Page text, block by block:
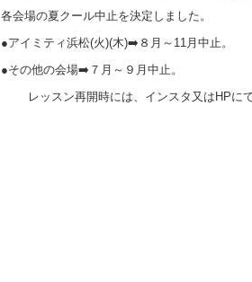
各会場の夏クール中止を決定しました。
●アイミティ浜松(火)(木)➡️８月～11月中止。
●その他の会場➡️７月～９月中止。
レッスン再開時には、インスタ又はHPに